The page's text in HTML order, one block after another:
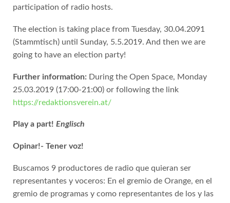
participation of radio hosts.
The election is taking place from Tuesday, 30.04.2091
(Stammtisch) until Sunday, 5.5.2019. And then we are
going to have an election party!
Further information: During the Open Space, Monday
25.03.2019 (17:00-21:00) or following the link
https://redaktionsverein.at/
Play a part! Englisch
Opinar!- Tener voz!
Buscamos 9 productores de radio que quieran ser
representantes y voceros: En el gremio de Orange, en el
gremio de programas y como representantes de los y las